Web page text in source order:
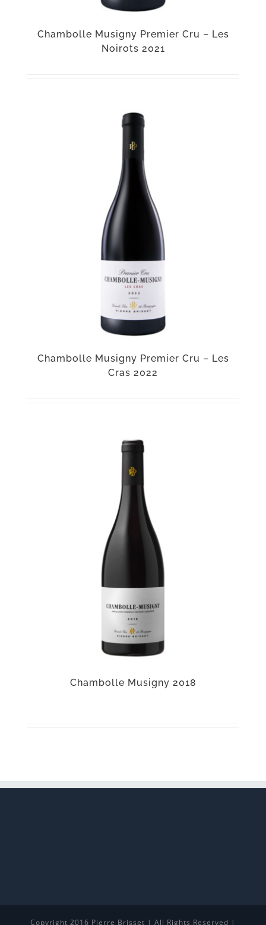
Chambolle Musigny Premier Cru – Les
Noirots 2021
Chambolle Musigny Premier Cru – Les
Cras 2022
Chambolle Musigny 2018
Copyright 2016 Pierre Brisset | All Rights Reserved |